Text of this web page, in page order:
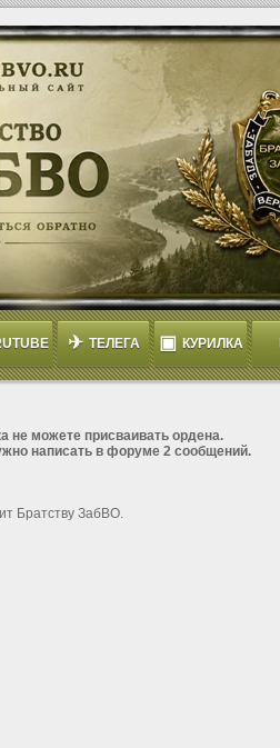
✈ ТЕЛЕГА ▣ КУРИЛКА
не можете присваивать ордена.
написать в форуме 2 сообщений.
Братству ЗабВО.